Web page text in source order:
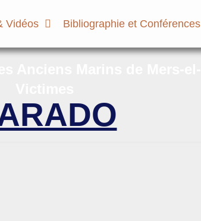
Vidéos Bibliographie et Conférences